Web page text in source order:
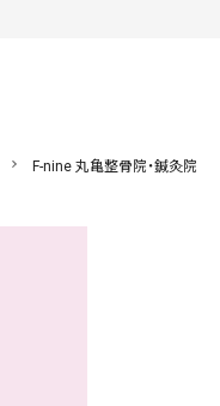
F-nine 丸亀整骨院・鍼灸院